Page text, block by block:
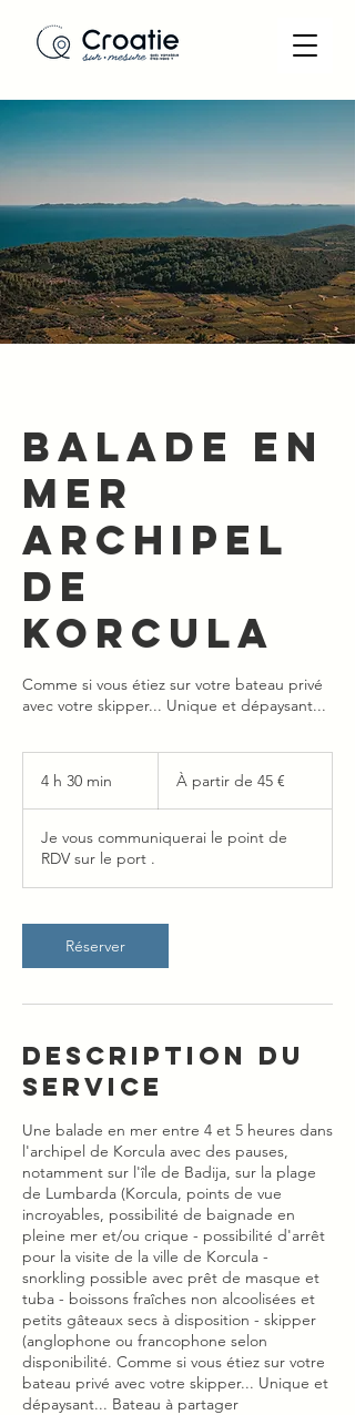
‭06 72 42 26 05‬
Balade en
mer
Archipel
de
Korcula
Comme si vous étiez sur votre bateau privé
avec votre skipper... Unique et dépaysant...
4 h 30 min
0
m
i
partir
euros
À partir de 45 €
Je vous communiquerai le point de
RDV sur le port .
Réserver
Description du
service
Une balade en mer entre 4 et 5 heures dans
l'archipel de Korcula avec des pauses,
notamment sur l'île de Badija, sur la plage
de Lumbarda (Korcula, points de vue
incroyables, possibilité de baignade en
pleine mer et/ou crique - possibilité d'arrêt
pour la visite de la ville de Korcula -
snorkling possible avec prêt de masque et
tuba - boissons fraîches non alcoolisées et
petits gâteaux secs à disposition - skipper
(anglophone ou francophone selon
disponibilité. Comme si vous étiez sur votre
bateau privé avec votre skipper... Unique et
dépaysant... Bateau à partager